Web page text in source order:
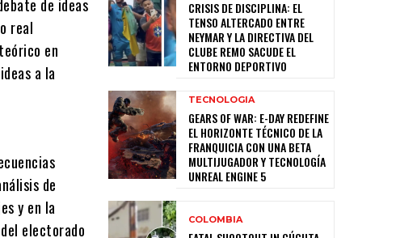
de ideas
real
en
a la
de
y en la
electorado
CRISIS DE DISCIPLINA: EL
TENSO ALTERCADO ENTRE
NEYMAR Y LA DIRECTIVA DEL
CLUBE REMO SACUDE EL
ENTORNO DEPORTIVO
TECNOLOGIA
GEARS OF WAR: E-DAY REDEFINE
EL HORIZONTE TÉCNICO DE LA
FRANQUICIA CON UNA BETA
MULTIJUGADOR Y TECNOLOGÍA
UNREAL ENGINE 5
COLOMBIA